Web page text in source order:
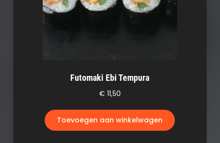
Futomaki Ebi Tempura
€ 11,50
Toevoegen aan winkelwagen